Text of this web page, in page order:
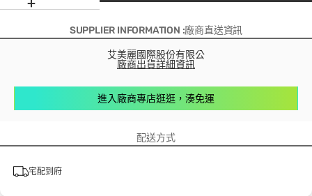
SUPPLIER INFORMATION :廠商直送資訊
艾美麗國際股份有限公
廠商出貨詳細資訊
進入廠商專店逛逛，湊免運
配送方式
宅配到府